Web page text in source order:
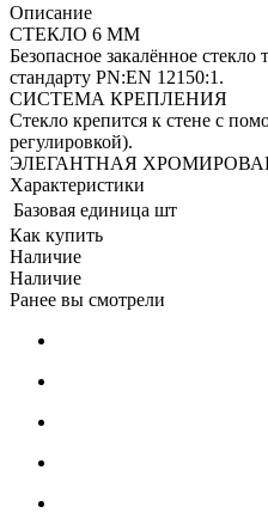
Описание
СТЕКЛО 6 ММ
Безопасное закалённое
стандарту PN:EN 12150:1.
СИСТЕМА КРЕПЛЕНИЯ
Стекло крепится к стене с
регулировкой).
ЭЛЕГАНТНАЯ
Характеристики
Базовая единица шт
Как купить
Наличие
Наличие
Ранее вы смотрели